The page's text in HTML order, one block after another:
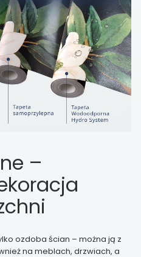
–
ozdoba ścian – można ją z
na meblach, drzwiach, a